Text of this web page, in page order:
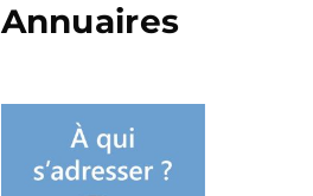
Annuaires